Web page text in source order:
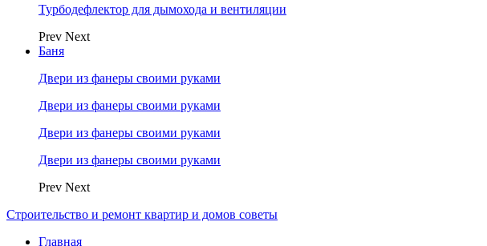
Турбодефлектор для дымохода и вентиляции
Prev Next
Баня
Двери из фанеры своими руками
Двери из фанеры своими руками
Двери из фанеры своими руками
Двери из фанеры своими руками
Prev Next
Строительство и ремонт квартир и домов советы
Главная